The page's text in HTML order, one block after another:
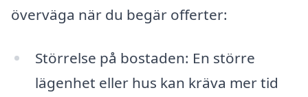
överväga när du begär offerter:
Störrelse på bostaden: En större
lägenhet eller hus kan kräva mer tid